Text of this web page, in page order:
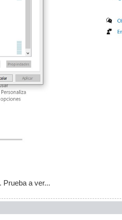
Prueba a ver...